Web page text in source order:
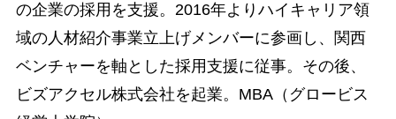
の企業の採用を支援。2016年よりハイキャリア領
域の人材紹介事業立上げメンバーに参画し、関西
ベンチャーを軸とした採用支援に従事。その後、
ビズアクセル株式会社を起業。MBA（グロービス